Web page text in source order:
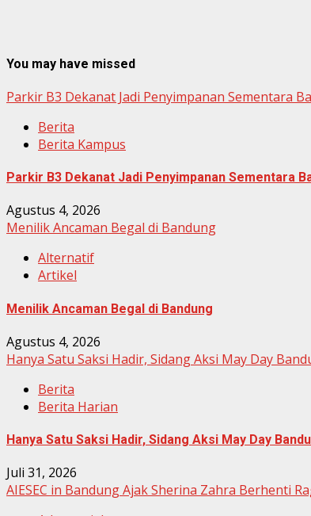
You may have missed
Parkir B3 Dekanat Jadi Penyimpanan Sementara
Berita
Berita Kampus
Parkir B3 Dekanat Jadi Penyimpanan Sementara
Agustus 4, 2026
Menilik Ancaman Begal di Bandung
Alternatif
Artikel
Menilik Ancaman Begal di Bandung
Agustus 4, 2026
Hanya Satu Saksi Hadir, Sidang Aksi May Day
Berita
Berita Harian
Hanya Satu Saksi Hadir, Sidang Aksi May Day
Juli 31, 2026
AIESEC in Bandung Ajak Sherina Zahra Berhenti